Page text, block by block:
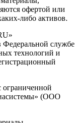
офертой или
либо активов.
службе
технологий и
(ООО